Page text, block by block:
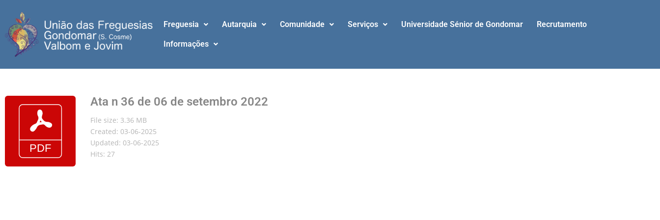
Freguesia Autarquia Comunidade Serviços Universidade Sénior de Gondomar Recrutamento
Informações
Ata n 36 de 06 de setembro 2022
File size: 3.36 MB
Created: 03-06-2025
Updated: 03-06-2025
Hits: 27